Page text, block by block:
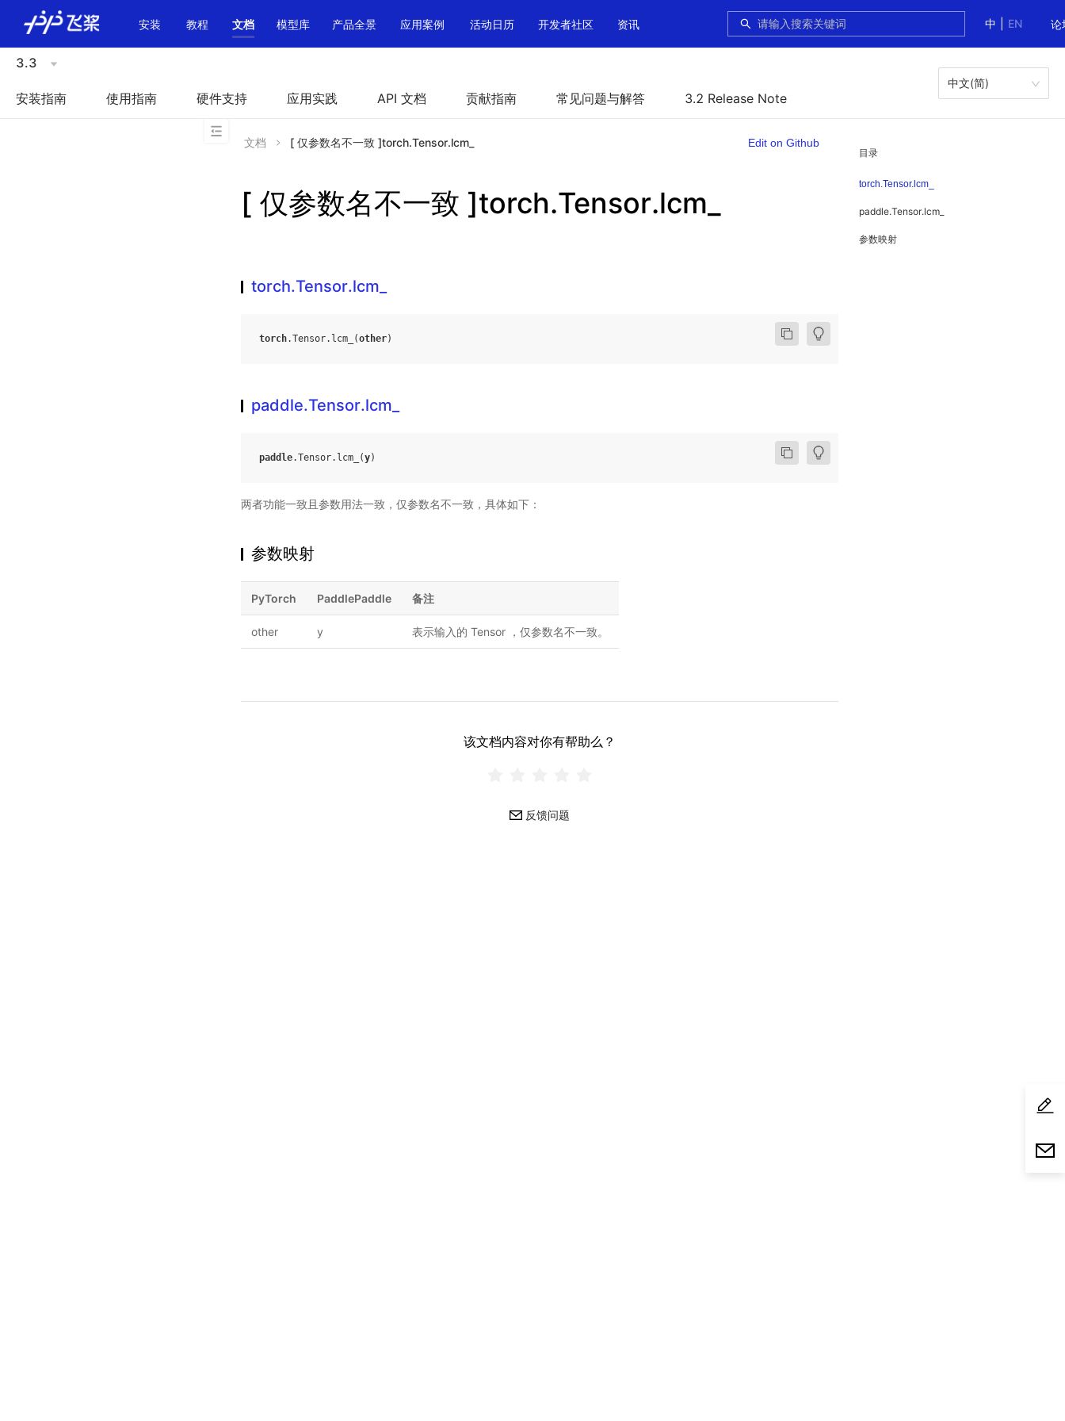
中
EN 论
安装 教程 文档 模型库 产品全景 应用案例 活动日历 开发者社区 资讯
3.3
安装指南 使用指南 硬件支持 应用实践 API 文档 贡献指南 常见问题与解答 3.2 Release Note
中文(简)
目录
torch.Tensor.lcm_
paddle.Tensor.lcm_
参数映射
文档 [ 仅参数名不一致 ]torch.Tensor.lcm_ Edit on Github
[ 仅参数名不一致 ]torch.Tensor.lcm_
torch.Tensor.lcm_
torch.Tensor. lcm_ (other)
paddle.Tensor.lcm_
paddle.Tensor. lcm_ (y)
两者功能一致且参数用法一致，仅参数名不一致，具体如下：
参数映射
PyTorch PaddlePaddle 备注
other y 表示输入的 Tensor ，仅参数名不一致。
该文档内容对你有帮助么？
反馈问题